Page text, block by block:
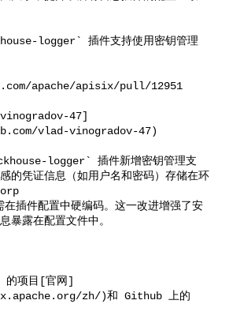
logger` 插件支持使用密钥管理
apache/apisix/pull/12951
47]
vlad-vinogradov-47)
logger` 插件新增密钥管理支
的凭证信息（如用户名和密码）存储在环
插件配置中硬编码。这一改进增强了安
暴露在配置文件中。
的项目[官网]
zh/)和 Github 上的